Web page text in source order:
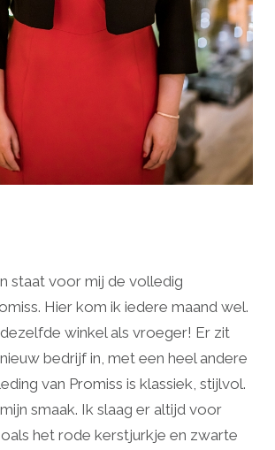
staat voor mij de volledig
Hier kom ik iedere maand wel.
winkel als vroeger! Er zit
bedrijf in, met een heel andere
van Promiss is klassiek, stijlvol.
smaak. Ik slaag er altijd voor
het rode kerstjurkje en zwarte